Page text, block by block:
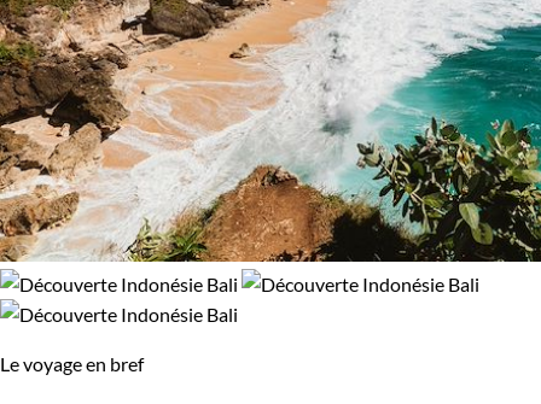
Le voyage en bref